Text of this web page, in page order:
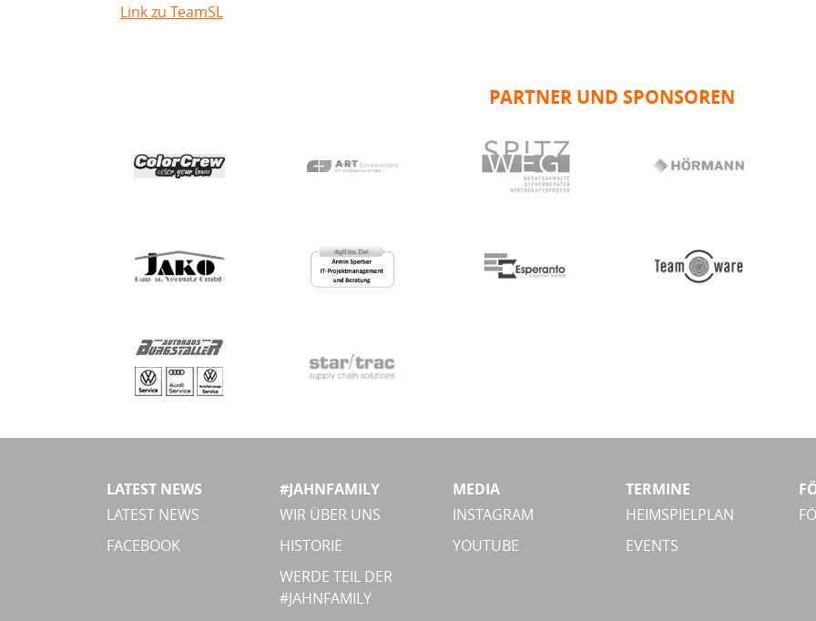
Link zu TeamSL
PARTNER UND SPONSOREN
LATEST NEWS
LATEST NEWS
FACEBOOK
#JAHNFAMILY
WIR ÜBER UNS
HISTORIE
WERDE TEIL DER
#JAHNFAMILY
MEDIA
INSTAGRAM
YOUTUBE
TERMINE
HEIMSPIELPLAN
EVENTS